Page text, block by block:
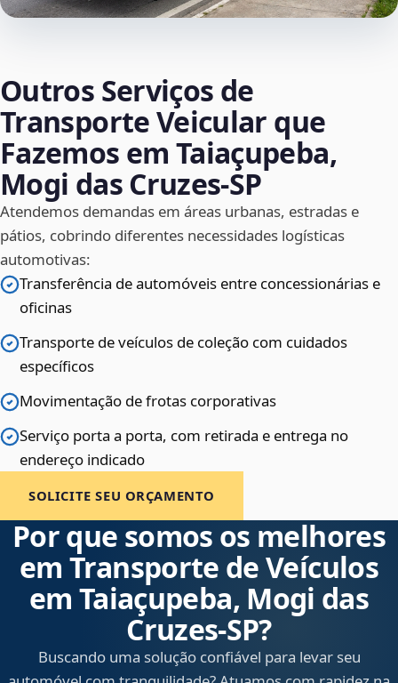
Outros Serviços de
Transporte Veicular que
Fazemos em Taiaçupeba,
Mogi das Cruzes‑SP
Atendemos demandas em áreas urbanas, estradas e
pátios, cobrindo diferentes necessidades logísticas
automotivas:
Transferência de automóveis entre concessionárias e
oficinas
Transporte de veículos de coleção com cuidados
específicos
Movimentação de frotas corporativas
Serviço porta a porta, com retirada e entrega no
endereço indicado
SOLICITE SEU ORÇAMENTO
Por que somos os melhores
em Transporte de Veículos
em Taiaçupeba, Mogi das
Cruzes‑SP?
Buscando uma solução confiável para levar seu